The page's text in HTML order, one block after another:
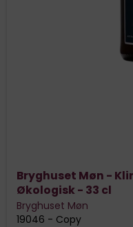
Bryghuset Møn -
Økologisk - 33 cl
Bryghuset Møn
19046 - Copy